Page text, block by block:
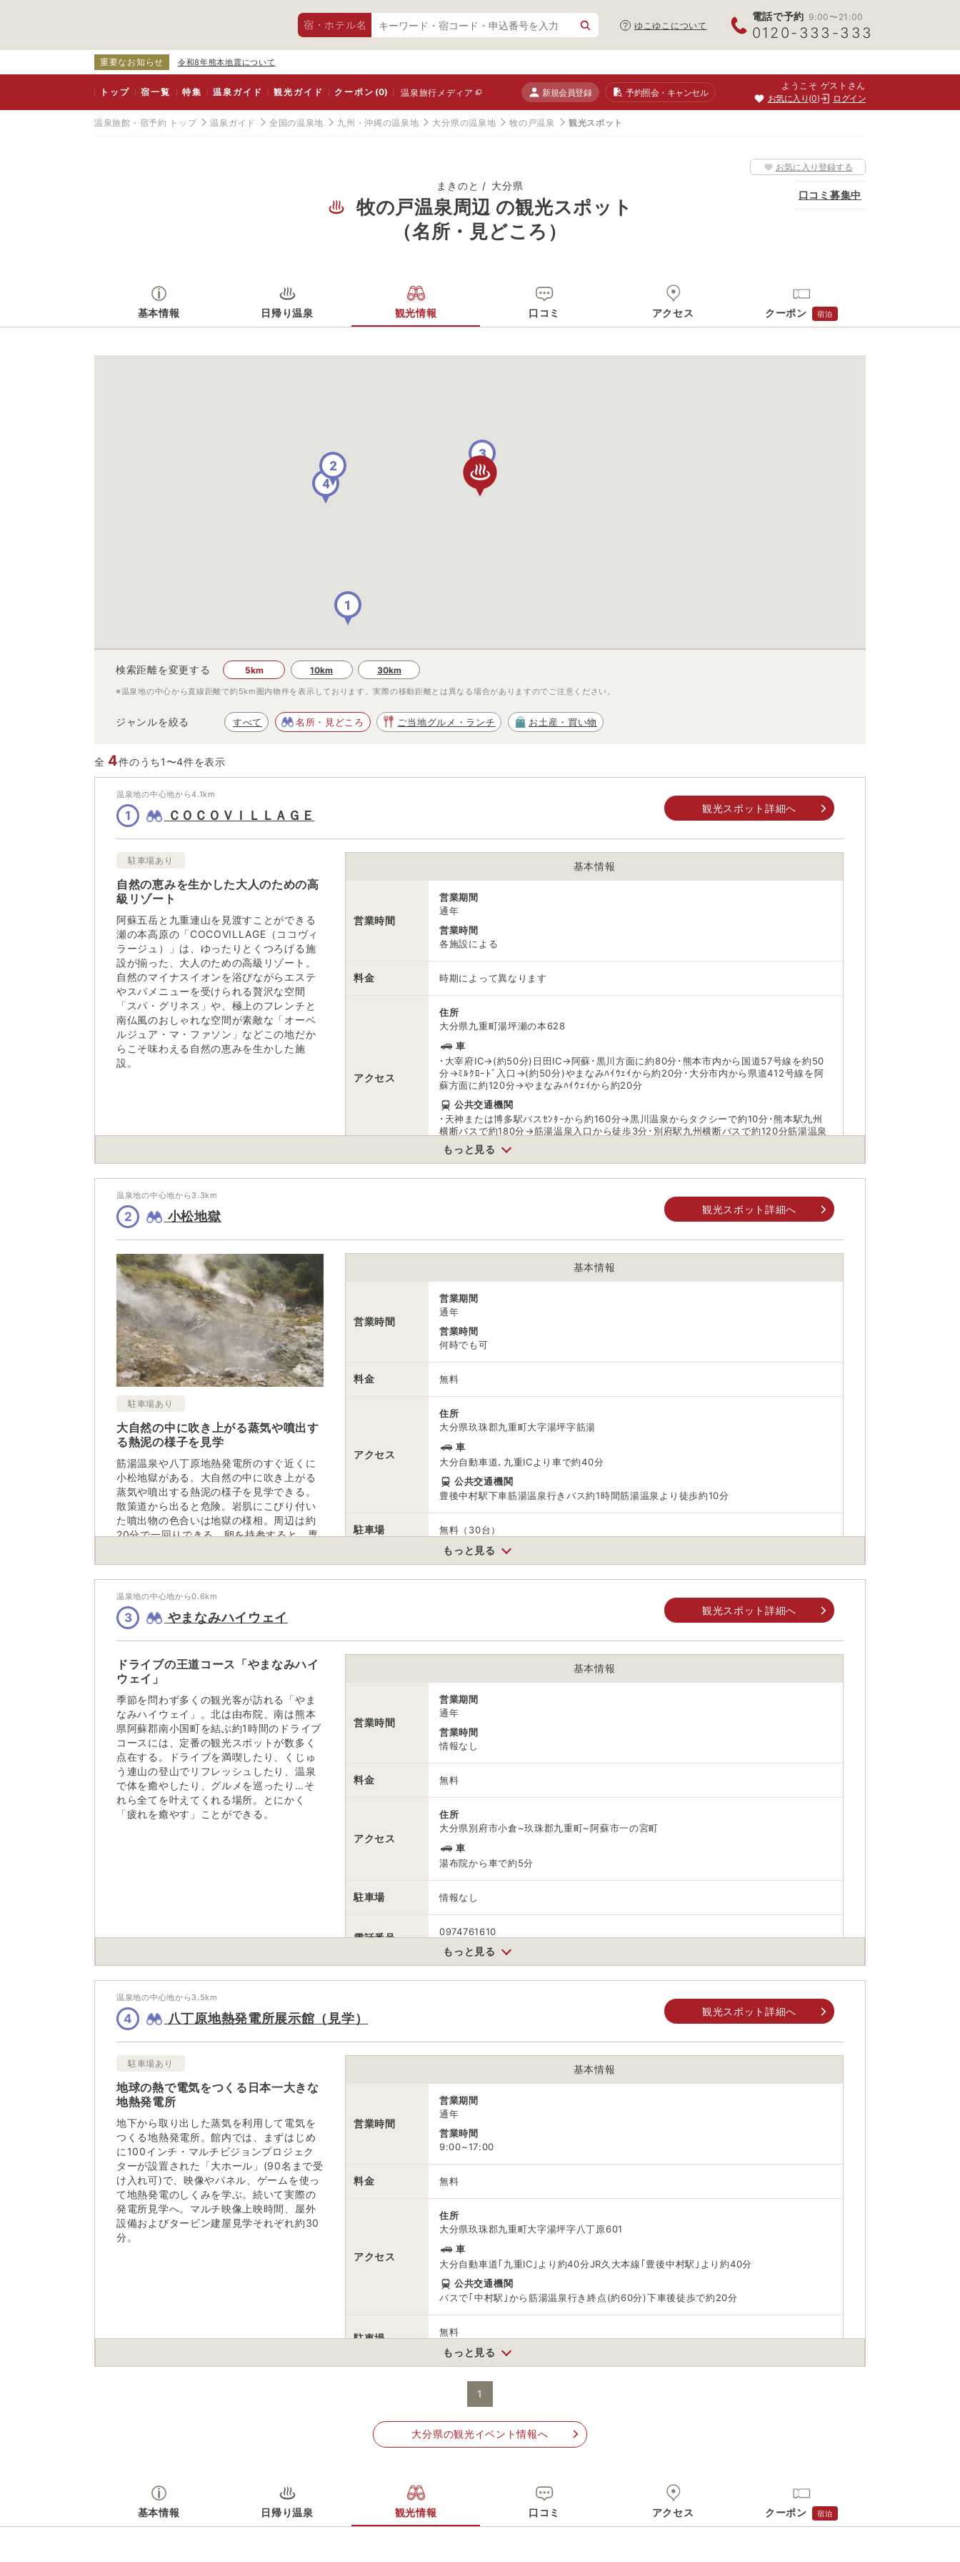
宿・ホテル名 ゆこゆこについて
電話で予約 9:00〜21:00
0120-333-333
重要なお知らせ 令和8年熊本地震について
トップ 宿一覧 特集 温泉ガイド 観光ガイド クーポン(0) 温泉旅行メディア 新規会員登録 予約照会・キャンセル
ようこそ ゲストさん
お気に入り 0 ログイン
温泉旅館・宿予約 トップ 温泉ガイド 全国の温泉地 九州・沖縄の温泉地 大分県の温泉地 牧の戸温泉 観光スポット
まきのと 大分県
牧の戸温泉周辺 の観光スポット
（名所・見どころ）
お気に入り登録する
口コミ募集中
基本情報 日帰り温泉 観光情報 口コミ アクセス クーポン 宿泊
1
2
3
4
検索距離を変更する 5km 10km 30km
※温泉地の中心から直線距離で約5km 圏内物件を表示しております。実際の移動距離とは異なる場合がありますのでご注意ください。
ジャンルを絞る すべて 名所・見どころ ご当地グルメ・ランチ お土産・買い物
全 4件のうち1〜4件を表示
温泉地の中心地から4.1km
1 ＣＯＣＯＶＩＬＬＡＧＥ
観光スポット詳細へ
駐車場あり
自然の恵みを生かした大人のための高
級リゾート
阿蘇五岳と九重連山を見渡すことができる
瀬の本高原の「COCOVILLAGE（ココヴィ
ラージュ）」は、ゆったりとくつろげる施
設が揃った、大人のための高級リゾート。
自然のマイナスイオンを浴びながらエステ
やスパメニューを受けられる贅沢な空間
「スパ・グリネス」や、極上のフレンチと
南仏風のおしゃれな空間が素敵な「オーベ
ルジュア・マ・ファソン」などこの地だか
らこそ味わえる自然の恵みを生かした施
設。
基本情報
営業時間
営業期間
通年
営業時間
各施設による
料金 時期によって異なります
アクセス
住所
大分県九重町湯坪瀬の本628
車
･大宰府IC→(約50分)日田IC→阿蘇･黒川方面に約80分･熊本市内から国道57号線を約50
分→ﾐﾙｸﾛｰﾄﾞ入口→(約50分)やまなみﾊｲｳｪｲから約20分･大分市内から県道412号線を阿
蘇方面に約120分→やまなみﾊｲｳｪｲから約20分
公共交通機関
･天神または博多駅バスｾﾝﾀｰから約160分→黒川温泉からタクシーで約10分･熊本駅九州
横断バスで約180分→筋湯温泉入口から徒歩3分･別府駅九州横断バスで約120分筋湯温泉
入口から徒歩約3分
駐車場 無料
※問い合わせ先：ＣＯＣＯＶＩＬＬＡＧＥ内スパ・グリネス
※ 掲載情報は変更になる場合があります。最新の内容はご利用前にご自身でお問合せください。
※ 料金情報は税込・税抜表記が混ざっております。正しい金額はご利用前にご自身でお問合せください。
もっと見る
温泉地の中心地から3.3km
2 小松地獄
観光スポット詳細へ
駐車場あり
大自然の中に吹き上がる蒸気や噴出す
る熱泥の様子を見学
筋湯温泉や八丁原地熱発電所のすぐ近くに
小松地獄がある。大自然の中に吹き上がる
蒸気や噴出する熱泥の様子を見学できる。
散策道から出ると危険。岩肌にこびり付い
た噴出物の色合いは地獄の様相。周辺は約
20分で一回りできる。卵を持参すると、専
とができます。
基本情報
営業時間
営業期間
通年
営業時間
何時でも可
料金 無料
アクセス
住所
大分県玖珠郡九重町大字湯坪字筋湯
車
大分自動車道､九重ICより車で約40分
公共交通機関
豊後中村駅下車筋湯温泉行きバス約1時間筋湯温泉より徒歩約10分
駐車場 無料（30台）
0973735505
※ 掲載情報は変更になる場合があります。最新の内容はご利用前にご自身でお問合せください。
※ 料金情報は税込・税抜表記が混ざっております。正しい金額はご利用前にご自身でお問合せください。
もっと見る
温泉地の中心地から0.6km
3 やまなみハイウェイ
観光スポット詳細へ
ドライブの王道コース「やまなみハイ
ウェイ」
季節を問わず多くの観光客が訪れる「やま
なみハイウェイ」。北は由布院、南は熊本
県阿蘇郡南小国町を結ぶ約1時間のドライブ
コースには、定番の観光スポットが数多く
点在する。ドライブを満喫したり、くじゅ
う連山の登山でリフレッシュしたり、温泉
で体を癒やしたり、グルメを巡ったり…そ
れら全てを叶えてくれる場所。とにかく
「疲れを癒やす」ことができる。
基本情報
営業時間
営業期間
通年
営業時間
情報なし
料金 無料
アクセス
住所
大分県別府市小倉~玖珠郡九重町~阿蘇市一の宮町
車
湯布院から車で約5分
駐車場 情報なし
電話番号
0974761610
もっと見る
温泉地の中心地から3.5km
4 八丁原地熱発電所展示館（見学）
観光スポット詳細へ
駐車場あり
地球の熱で電気をつくる日本一大きな
地熱発電所
地下から取り出した蒸気を利用して電気を
つくる地熱発電所。館内では、まずはじめ
に100インチ・マルチビジョンプロジェク
ターが設置された「大ホール」(90名まで受
け入れ可)で、映像やパネル、ゲームを使っ
て地熱発電のしくみを学ぶ。続いて実際の
発電所見学へ。マルチ映像上映時間、屋外
設備およびタービン建屋見学それぞれ約30
分。
基本情報
営業時間
営業期間
通年
営業時間
9:00~17:00
料金 無料
アクセス
住所
大分県玖珠郡九重町大字湯坪字八丁原601
車
大分自動車道｢九重IC｣より約40分JR久大本線｢豊後中村駅｣より約40分
公共交通機関
バスで｢中村駅｣から筋湯温泉行き終点(約60分)下車後徒歩で約20分
駐車場
無料
※ 掲載情報は変更になる場合があります。最新の内容はご利用前にご自身でお問合せください。
※ 料金情報は税込・税抜表記が混ざっております。正しい金額はご利用前にご自身でお問合せください。
もっと見る
1
大分県の観光イベント情報へ
基本情報 日帰り温泉 観光情報 口コミ アクセス クーポン 宿泊